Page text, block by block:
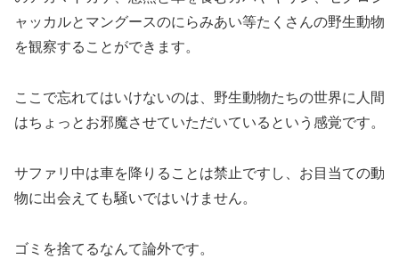
ャッカルとマングースのにらみあい等たくさんの野生動物
を観察することができます。
ここで忘れてはいけないのは、野生動物たちの世界に人間
はちょっとお邪魔させていただいているという感覚です。
サファリ中は車を降りることは禁止ですし、お目当ての動
物に出会えても騒いではいけません。
ゴミを捨てるなんて論外です。